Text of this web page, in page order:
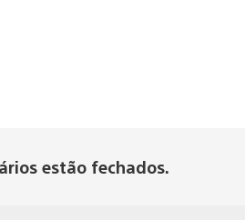
estão fechados.